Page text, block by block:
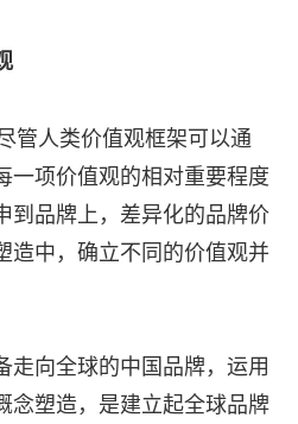
管人类价值观框架可以通
一项价值观的相对重要程度
到品牌上，差异化的品牌价
造中，确立不同的价值观并
走向全球的中国品牌，运用
念塑造，是建立起全球品牌